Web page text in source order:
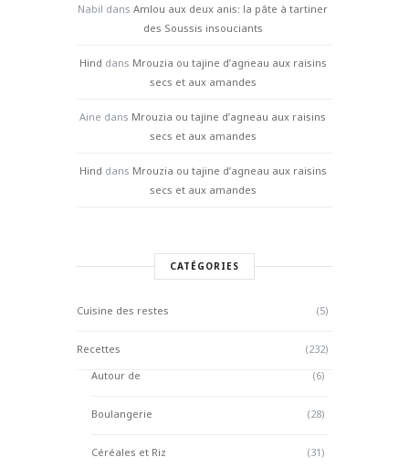
Nabil dans Amlou aux deux anis: la pâte à tartiner
des Soussis insouciants
Hind dans Mrouzia ou tajine d’agneau aux raisins
secs et aux amandes
Aine dans Mrouzia ou tajine d’agneau aux raisins
secs et aux amandes
Hind dans Mrouzia ou tajine d’agneau aux raisins
secs et aux amandes
CATÉGORIES
Cuisine des restes (5)
Recettes
(232)
Autour de
(6)
Boulangerie (28)
Céréales et Riz (31)